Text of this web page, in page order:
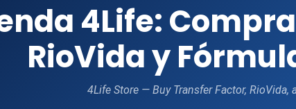
4Life: Compra
RioVida y
4Life Store — Buy Transfer Factor, RioVida,